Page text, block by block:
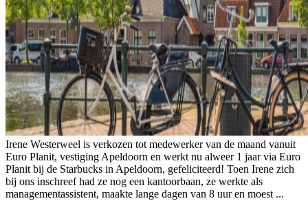
Irene Westerweel is verkozen tot medewerker van de maand vanuit
Euro Planit, vestiging Apeldoorn en werkt nu alweer 1 jaar via Euro
Planit bij de Starbucks in Apeldoorn, gefeliciteerd! Toen Irene zich
bij ons inschreef had ze nog een kantoorbaan, ze werkte als
managementassistent, maakte lange dagen van 8 uur en moest ...